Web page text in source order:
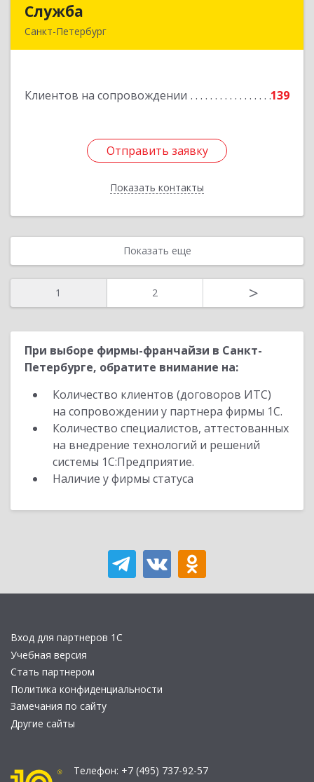
Служба
Санкт-Петербург
Клиентов на сопровождении 139
Отправить заявку
Показать контакты
Подробнее
Отправить заявку
Назад
Показать еще
1 2 >
При выборе фирмы-франчайзи в Санкт-
Петербурге, обратите внимание на:
Количество клиентов (договоров ИТС)
на сопровождении у партнера фирмы 1С.
Количество специалистов, аттестованных
на внедрение технологий и решений
системы 1С:Предприятие.
Наличие у фирмы статуса
Вход для партнеров 1С
Учебная версия
Стать партнером
Политика конфиденциальности
Замечания по сайту
Другие сайты
Телефон: +7 (495) 737-92-57